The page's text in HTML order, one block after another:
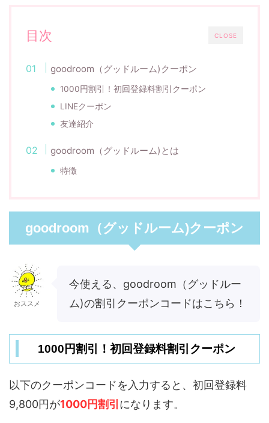
CLOSE
目次
goodroom（グッドルーム)クーポン
1000円割引！初回登録料割引クーポン
LINEクーポン
友達紹介
goodroom（グッドルーム)とは
特徴
goodroom（グッドルーム)クーポン
おススメ
今使える、goodroom（グッドルー
ム)の割引クーポンコードはこちら！
1000円割引！初回登録料割引クーポン
以下のクーポンコードを入力すると、初回登録料
9,800円が1000円割引になります。